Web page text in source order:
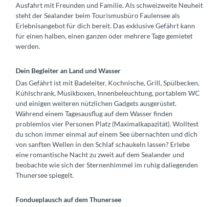
Ausfahrt mit Freunden und Familie. Als schweizweite Neuheit
steht der Sealander beim Tourismusbüro Faulensee als
Erlebnisangebot für dich bereit. Das exklusive Gefährt kann
für einen halben, einen ganzen oder mehrere Tage gemietet
werden.
Dein Begleiter an Land und Wasser
Das Gefährt ist mit Badeleiter, Kochnische, Grill, Spülbecken,
Kühlschrank, Musikboxen, Innenbeleuchtung, portablem WC
und einigen weiteren nützlichen Gadgets ausgerüstet.
Während einem Tagesausflug auf dem Wasser finden
problemlos vier Personen Platz (Maximalkapazität). Wolltest
du schon immer einmal auf einem See übernachten und dich
von sanften Wellen in den Schlaf schaukeln lassen? Erlebe
eine romantische Nacht zu zweit auf dem Sealander und
beobachte wie sich der Sternenhimmel im ruhig daliegenden
Thunersee spiegelt.
Fondueplausch auf dem Thunersee